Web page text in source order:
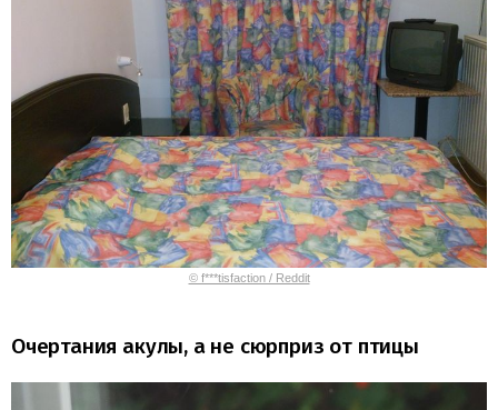
© f***tisfaction / Reddit
Очертания акулы, а не сюрприз от птицы